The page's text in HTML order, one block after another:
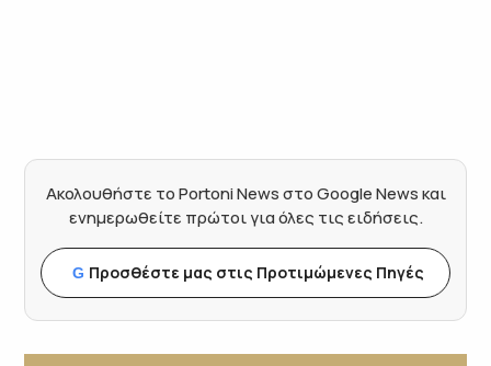
Ακολουθήστε το Portoni News στο Google News και
ενημερωθείτε πρώτοι για όλες τις ειδήσεις.
G Προσθέστε μας στις Προτιμώμενες Πηγές